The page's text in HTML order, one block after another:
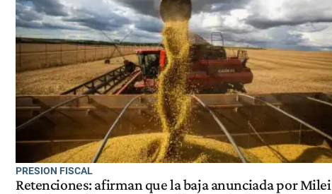
PRESION FISCAL
Retenciones: afirman que la baja anunciada por Milei